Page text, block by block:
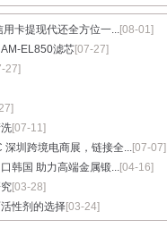
卡提现代还全方位一...[08-01]
EL850滤芯[07-27]
27]
[07-11]
圳跨境电商展，链接全...[07-07]
韩国 助力高端金属锻...[04-16]
[03-28]
性剂的选择[03-24]